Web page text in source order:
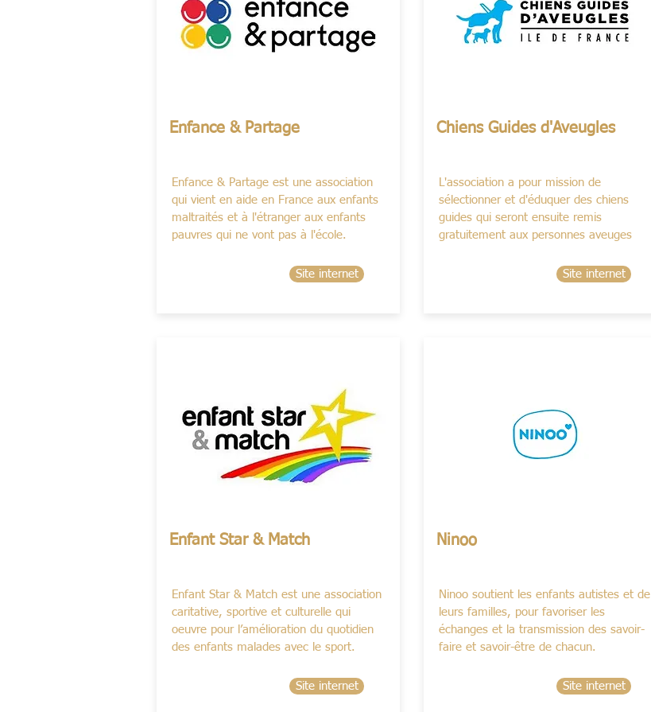
Enfance & Partage
Enfance & Partage est une association
qui vient en aide en France aux enfants
maltraités et à l'étranger aux enfants
pauvres qui ne vont pas à l'école.
Site internet
Enfant Star & Match
Enfant Star & Match est une association
caritative, sportive et culturelle qui
oeuvre pour l’amélioration du quotidien
des enfants malades avec le sport.
Site internet
Chiens Guides d'Aveugles
L'association a pour mission de
sélectionner et d'éduquer des chiens
guides qui seront ensuite remis
gratuitement aux personnes aveuges
Site internet
Ninoo
Ninoo soutient les enfants autistes et de
leurs familles, pour favoriser les
échanges et la transmission des savoir-
faire et savoir-être de chacun.
Site internet